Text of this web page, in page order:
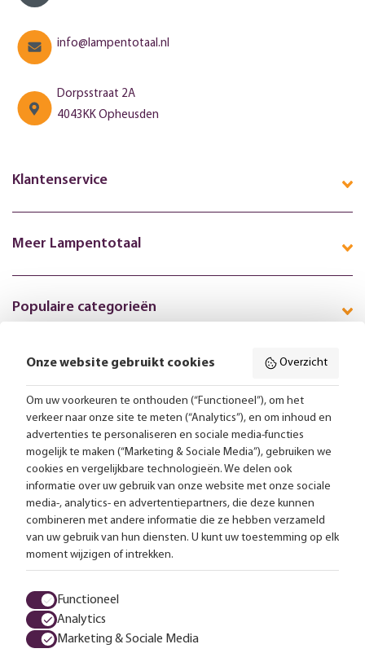
info@lampentotaal.nl
Dorpsstraat 2A
4043KK Opheusden
Klantenservice
Meer Lampentotaal
Populaire categorieën
Gratis bezorging vanaf 99,-
Advies op maat
Meer dan 25.000 lampen op voorraad
4.57 uit 2853 reviews
Alle prijzen zijn inclusief btw en exclusief eventuele verzendkosten.
Algemene voorwaarden Privacy statement
Onze website gebruikt cookies Overzicht
Om uw voorkeuren te onthouden (“Functioneel”), om het
verkeer naar onze site te meten (“Analytics”), en om inhoud en
advertenties te personaliseren en sociale media-functies
mogelijk te maken (“Marketing & Sociale Media”), gebruiken we
cookies en vergelijkbare technologieën. We delen ook
informatie over uw gebruik van onze website met onze sociale
media-, analytics- en advertentiepartners, die deze kunnen
combineren met andere informatie die ze hebben verzameld
van uw gebruik van hun diensten. U kunt uw toestemming op elk
moment wijzigen of intrekken.
Functioneel
Analytics
Marketing & Sociale Media